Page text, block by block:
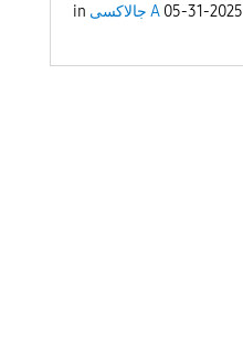
in جالاكسى A 05-31-2025